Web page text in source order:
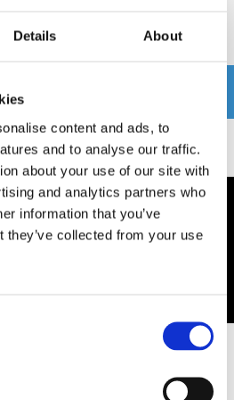
Details About
content and ads, to
and to analyse our traffic.
about your use of our site with
and analytics partners who
information that you’ve
they’ve collected from your use
har inga recensioner
Fakra(m)>DIN(m) 12V